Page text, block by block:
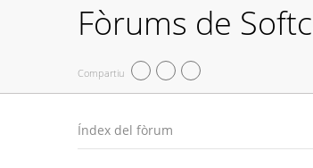
Fòrums de
Compartiu
Índex del fòrum